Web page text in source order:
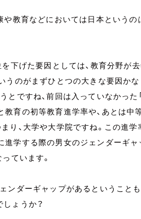
や教育などにおいては日本というの
を下げた要因としては、教育分野が
うのがまずひとつの大きな要因か
とですね、前回は入っていなかった
育の初等教育進学率や、あとは中
、大学や大学院ですね。この進学
進学する際の男女のジェンダーギャ
ています。
ンダーギャップがあるということ
ょうか？